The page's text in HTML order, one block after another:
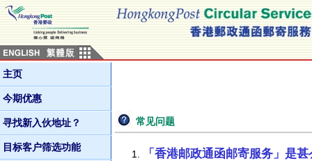
主页
今期优惠
寻找新入伙地址？
目标客户筛选功能
常见问题
「香港邮政通函邮寄服务」是甚